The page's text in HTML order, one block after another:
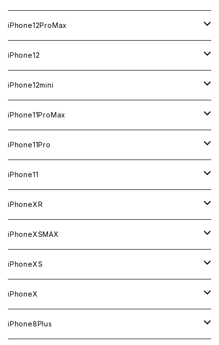
中古（整備済み）
新品
中古（整備済み）
中古（整備済み）
新品
中古（整備済み）
128GB
新品
中古（整備済み）
中古（整備済み）
新品
中古（整備済み）
128GB
新品
中古（整備済み）
新品
中古（整備済み）
256GB
新品
中古（整備済み）
128GB
新品
中古（整備済み）
128GB
新品
中古（整備済み）
256GB
新品
中古（整備済み）
512GB
新品
中古（整備済み）
iPhone12ProMax
512GB
新品
中古（整備済み）
256GB
新品
中古（整備済み）
128GB
新品
中古（整備済み）
iPhone12
256GB
新品
中古（整備済み）
128GB
新品
中古（整備済み）
64GB
新品
中古（整備済み）
iPhone12mini
256GB
新品
中古（整備済み）
128GB
新品
中古（整備済み）
64GB
新品
中古（整備済み）
iPhone11ProMax
512GB
新品
中古（整備済み）
256GB
新品
中古（整備済み）
64GB
新品
中古（整備済み）
iPhone11Pro
512GB
新品
中古（整備済み）
256GB
新品
中古（整備済み）
64GB
新品
中古（整備済み）
iPhone11
256GB
新品
中古（整備済み）
128GB
新品
中古（整備済み）
64GB
新品
中古（整備済み）
iPhoneXR
256GB
新品
中古（整備済み）
128GB
新品
中古（整備済み）
64GB
新品
iPhoneXSMAX
512GB
新品
中古（整備済み）
256GB
新品
64GB
iPhoneXS
512GB
新品
256GB
iPhoneX
256GB
iPhone8Plus